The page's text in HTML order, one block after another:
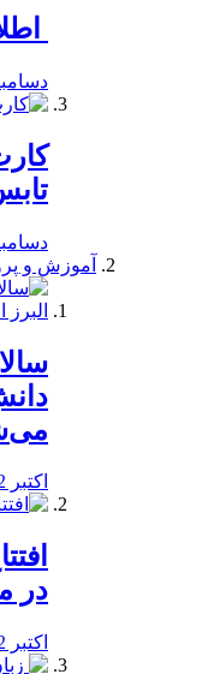
دسامبر 25,
دسامبر 25,
آموزش و
اکتبر 22, 2019
در
اکتبر 22, 2019